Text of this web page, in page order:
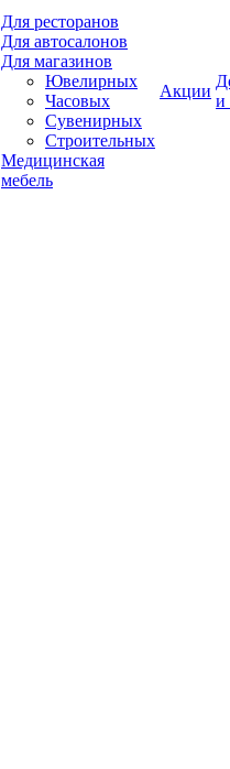
Для ресторанов
Для автосалонов
Для магазинов
Ювелирных
Часовых
Сувенирных
Строительных
Медицинская
мебель
Акции
и